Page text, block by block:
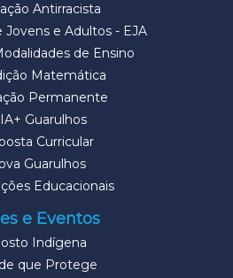
Antirracista
Jovens e Adultos - EJA
de Ensino
Matemática
Permanente
Guarulhos
Curricular
Guarulhos
Educacionais
e Eventos
Indígena
que Protege